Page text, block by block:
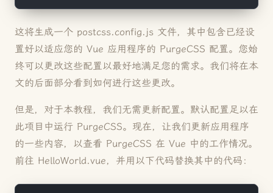
这将生成一个 postcss.config.js 文件，其中包含已经设
置好以适应您的 Vue 应用程序的 PurgeCSS 配置。您始
终可以更改这些配置以最好地满足您的需求。我们将在本
文的后面部分看到如何进行这些更改。
但是，对于本教程，我们无需更新配置。默认配置足以在
此项目中运行 PurgeCSS。现在，让我们更新应用程序
的一些内容，以查看 PurgeCSS 在 Vue 中的工作情况。
前往 HelloWorld.vue，并用以下代码替换其中的代码：